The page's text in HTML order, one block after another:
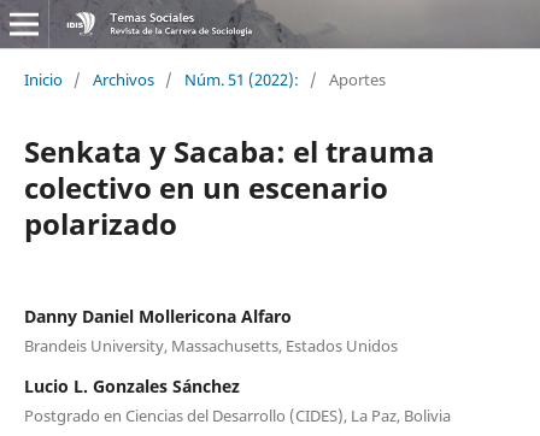
Inicio / Archivos / Núm. 51 (2022): / Aportes
Senkata y Sacaba: el trauma
colectivo en un escenario
polarizado
Danny Daniel Mollericona Alfaro
Brandeis University, Massachusetts, Estados Unidos
Lucio L. Gonzales Sánchez
Postgrado en Ciencias del Desarrollo (CIDES), La Paz, Bolivia